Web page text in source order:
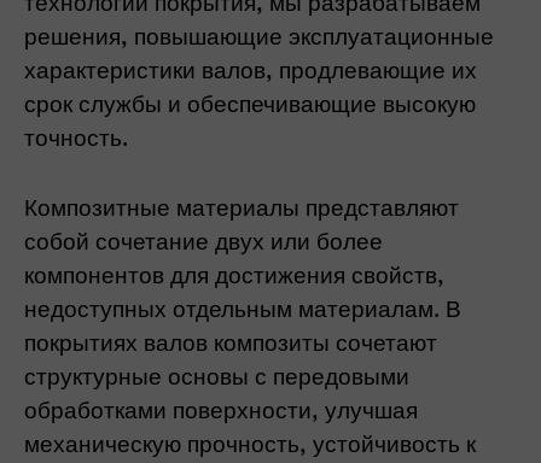
решения, повышающие эксплуатационные
характеристики валов, продлевающие их
срок службы и обеспечивающие высокую
точность.
Композитные материалы представляют
собой сочетание двух или более
компонентов для достижения свойств,
недоступных отдельным материалам. В
покрытиях валов композиты сочетают
структурные основы с передовыми
обработками поверхности, улучшая
механическую прочность, устойчивость к